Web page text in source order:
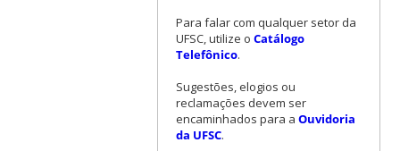
Para falar com qualquer setor da
UFSC, utilize o Catálogo
Telefônico.
Sugestões, elogios ou
reclamações devem ser
encaminhados para a Ouvidoria
da UFSC.